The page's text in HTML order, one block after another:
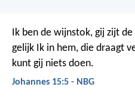
Ik ben de wijnstok, gij zijt
gelijk Ik in hem, die draagt
kunt gij niets doen.
Johannes 15:5 - NBG